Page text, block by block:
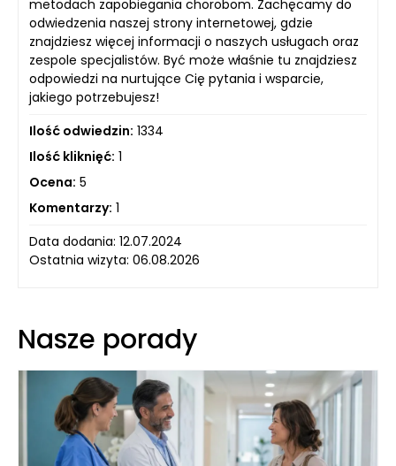
metodach zapobiegania chorobom. Zachęcamy do
odwiedzenia naszej strony internetowej, gdzie
znajdziesz więcej informacji o naszych usługach oraz
zespole specjalistów. Być może właśnie tu znajdziesz
odpowiedzi na nurtujące Cię pytania i wsparcie,
jakiego potrzebujesz!
Ilość odwiedzin: 1334
Ilość kliknięć: 1
Ocena: 5
Komentarzy: 1
Data dodania: 12.07.2024
Ostatnia wizyta: 06.08.2026
Nasze porady